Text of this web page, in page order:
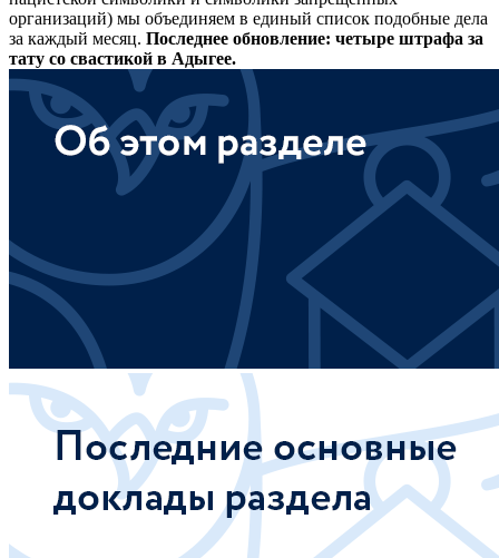
организаций) мы объединяем в единый список подобные дела
за каждый месяц. Последнее обновление: четыре штрафа за
тату со свастикой в Адыгее.